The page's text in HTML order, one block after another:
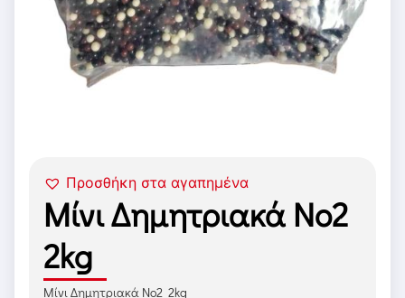
Προσθήκη στα αγαπημένα
Μίνι Δημητριακά Νο2
2kg
Μίνι Δημητριακά No2 2kg